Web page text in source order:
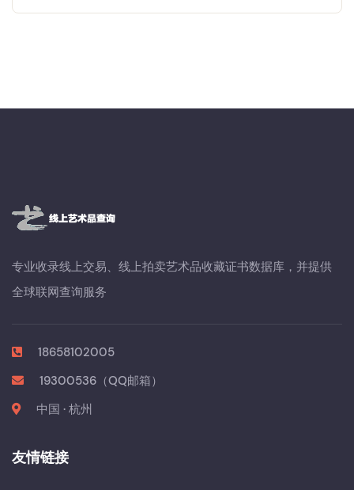
专业收录线上交易、线上拍卖艺术品收藏证书数据库，并提供
全球联网查询服务
18658102005
19300536（QQ邮箱）
中国 · 杭州
友情链接